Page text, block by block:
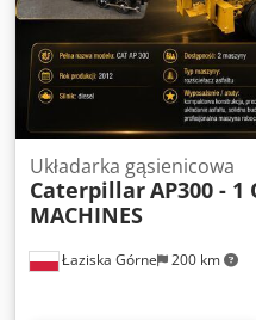
Łaziska Górne 200 km
Układarka gąsienicowa
CaterpillarAP300 - 1
MACHINES